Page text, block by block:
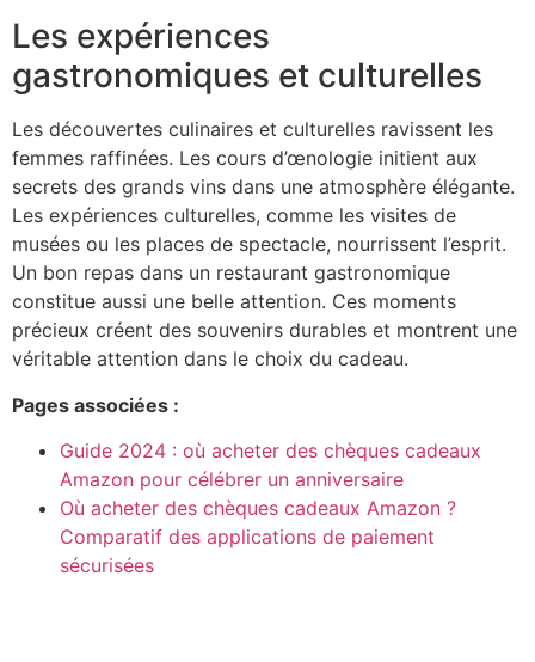
Les expériences
gastronomiques et culturelles
Les découvertes culinaires et culturelles ravissent les
femmes raffinées. Les cours d’œnologie initient aux
secrets des grands vins dans une atmosphère élégante.
Les expériences culturelles, comme les visites de
musées ou les places de spectacle, nourrissent l’esprit.
Un bon repas dans un restaurant gastronomique
constitue aussi une belle attention. Ces moments
précieux créent des souvenirs durables et montrent une
véritable attention dans le choix du cadeau.
Pages associées :
Guide 2024 : où acheter des chèques cadeaux
Amazon pour célébrer un anniversaire
Où acheter des chèques cadeaux Amazon ?
Comparatif des applications de paiement
sécurisées